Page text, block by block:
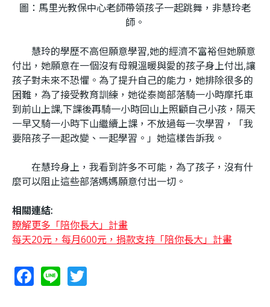
圖：馬里光教保中心老師帶領孩子一起跳舞，非慧玲老
師。
慧玲的學歷不高但願意學習,她的經濟不富裕但她願意
付出，她願意在一個沒有母親溫暖與愛的孩子身上付出,讓
孩子對未來不恐懼。為了提升自己的能力，她排除很多的
困難，為了接受教育訓練，她從泰崗部落騎一小時摩托車
到前山上課,下課後再騎一小時回山上照顧自己小孩，隔天
一早又騎一小時下山繼續上課，不放過每一次學習，「我
要陪孩子一起改變、一起學習。」她這樣告訴我。
在慧玲身上，我看到許多不可能，為了孩子，沒有什
麼可以阻止這些部落媽媽願意付出一切。
相關連結:
瞭解更多「陪你長大」計畫
每天20元，每月600元，捐款支持「陪你長大」計畫
F
ac
Li
n